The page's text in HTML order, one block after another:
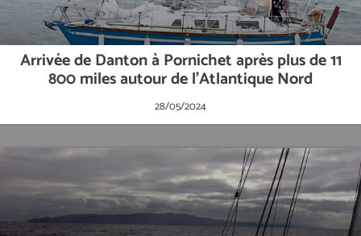
Arrivée de Danton à Pornichet après plus de 11
800 miles autour de l'Atlantique Nord
28/05/2024